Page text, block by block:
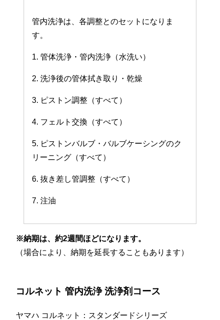
管内洗浄は、各調整とのセットになりま
す。
1. 管体洗浄・管内洗浄（水洗い）
2. 洗浄後の管体拭き取り・乾燥
3. ピストン調整（すべて）
4. フェルト交換（すべて）
5. ピストンバルブ・バルブケーシングのク
リーニング（すべて）
6. 抜き差し管調整（すべて）
7. 注油
※納期は、約2週間ほどになります。
（場合により、納期を延長することもあります）
コルネット 管内洗浄 洗浄剤コース
ヤマハ コルネット：スタンダードシリーズ